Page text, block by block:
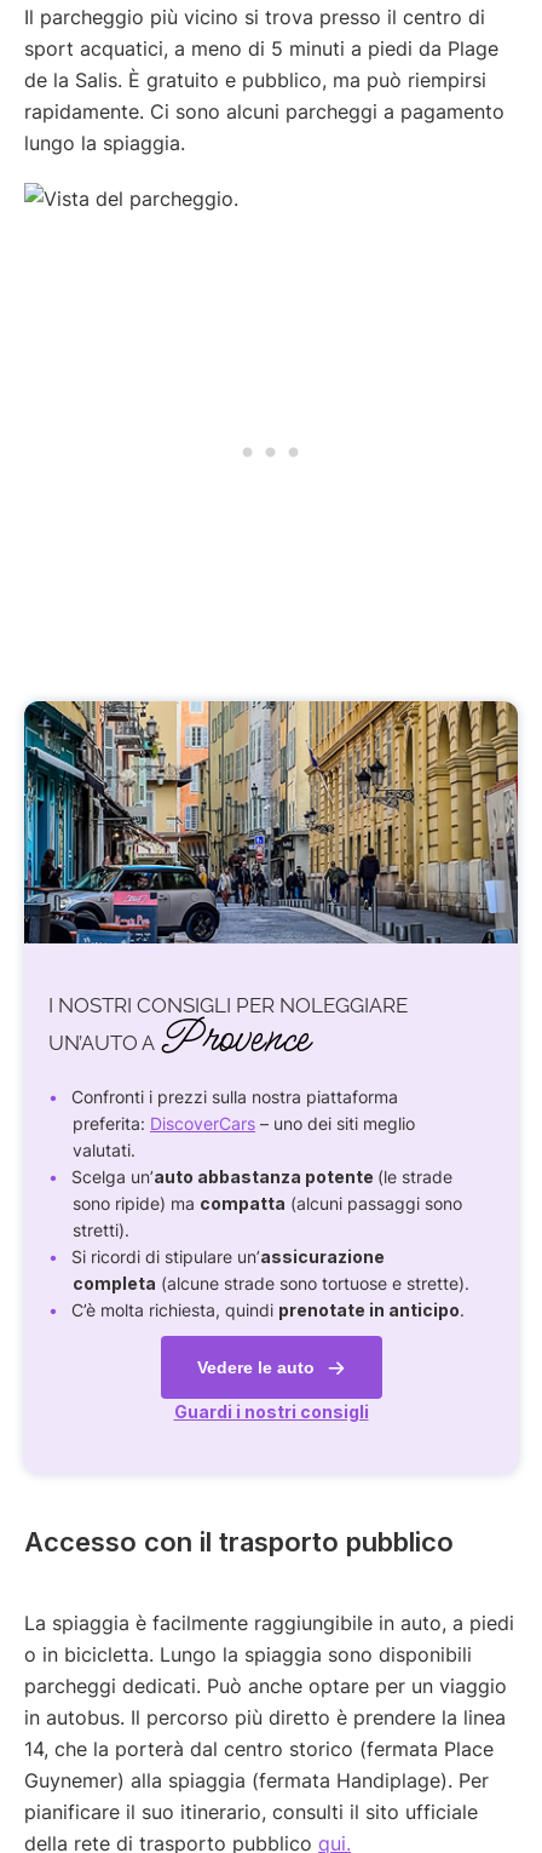
Il parcheggio più vicino si trova presso il centro di
sport acquatici, a meno di 5 minuti a piedi da Plage
de la Salis. È gratuito e pubblico, ma può riempirsi
rapidamente. Ci sono alcuni parcheggi a pagamento
lungo la spiaggia.
I NOSTRI CONSIGLI PER NOLEGGIARE
UN’AUTO A Provence
Confronti i prezzi sulla nostra piattaforma
preferita: DiscoverCars – uno dei siti meglio
valutati.
Scelga un’auto abbastanza potente (le strade
sono ripide) ma compatta (alcuni passaggi sono
stretti).
Si ricordi di stipulare un’assicurazione
completa (alcune strade sono tortuose e strette).
C’è molta richiesta, quindi prenotate in anticipo.
Vedere le auto
Guardi i nostri consigli
Accesso con il trasporto pubblico
La spiaggia è facilmente raggiungibile in auto, a piedi
o in bicicletta. Lungo la spiaggia sono disponibili
parcheggi dedicati. Può anche optare per un viaggio
in autobus. Il percorso più diretto è prendere la linea
14, che la porterà dal centro storico (fermata Place
Guynemer) alla spiaggia (fermata Handiplage). Per
pianificare il suo itinerario, consulti il sito ufficiale
della rete di trasporto pubblico qui.